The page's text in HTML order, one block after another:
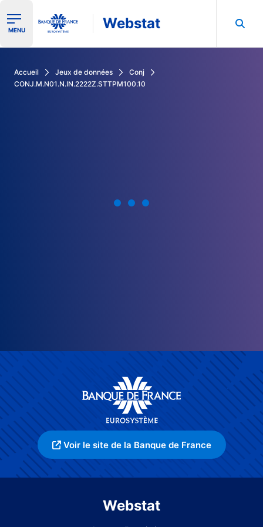
Ouvrir le menu de navigation
MENU Webstat
Accueil Jeux de données
Conj
CONJ.M.N01.N.IN.2222Z.STTPM100.10
Voir le site de la Banque de France
Webstat